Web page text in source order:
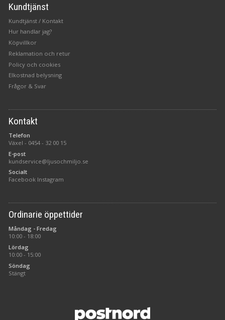
Kundtjänst
Kundtjänst / Kontakt
Hur handlar jag?
Köpvillkor
Reklamation och retur
Policy och cookies
Elkostnad belysning
Frågor & Svar
Kontakt
Telefon
Växel - 0454 - 32 00 15
E-post
kundservice@ljusochmiljo.se
Socialt
Facebook Instagram
Ordinarie öppettider
Måndag - Fredag
10:00 - 18:00
Lördag
10:00 - 15:00
Söndag
Stängt